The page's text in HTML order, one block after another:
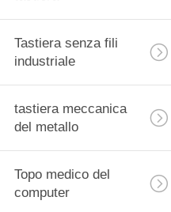
Tastiera senza fili
industriale
tastiera meccanica
del metallo
Topo medico del
computer